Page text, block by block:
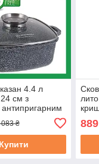
4.4 л
см з
антипригарним
3973)
₴
Купити
28
889